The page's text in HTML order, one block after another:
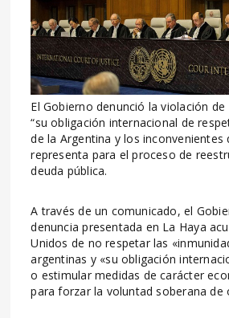
El Gobierno denunció la violación
“su obligación internacional de
de la Argentina y los inconvenientes
representa para el proceso de
deuda pública.
A través de un comunicado, el
denuncia presentada en La Haya
Unidos de no respetar las
argentinas y «su obligación
o estimular medidas de carácter
para forzar la voluntad soberana de